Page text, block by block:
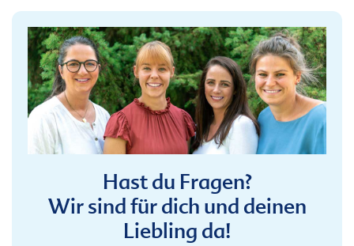
Hast du Fragen?
Wir sind für dich und deinen
Liebling da!